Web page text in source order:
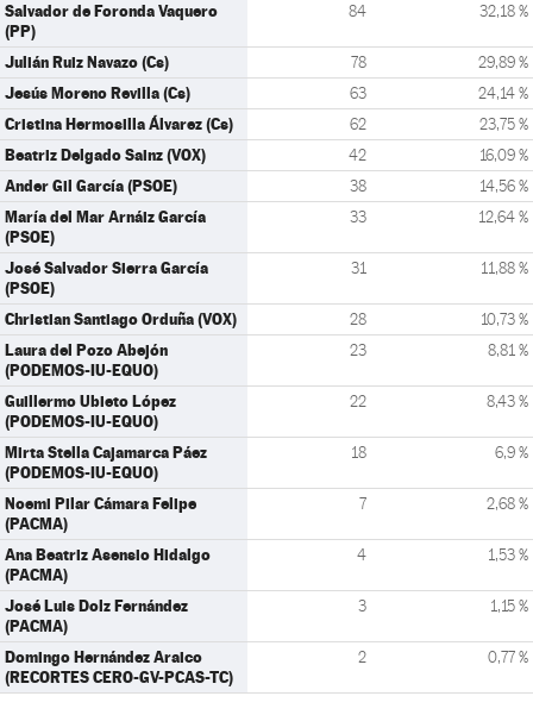
Salvador de Foronda Vaquero
(PP)
84 32,18 %
Julián Ruiz Navazo (Cs) 78 29,89 %
Jesús Moreno Revilla (Cs) 63 24,14 %
Cristina Hermosilla Álvarez (Cs) 62 23,75 %
Beatriz Delgado Sainz (VOX) 42 16,09 %
Ander Gil García (PSOE) 38 14,56 %
María del Mar Arnáiz García
(PSOE)
33 12,64 %
José Salvador Sierra García
(PSOE)
31 11,88 %
Christian Santiago Orduña (VOX) 28 10,73 %
Laura del Pozo Abejón
(PODEMOS-IU-EQUO)
23 8,81 %
Guillermo Ubieto López
(PODEMOS-IU-EQUO)
22 8,43 %
Mirta Stella Cajamarca Páez
(PODEMOS-IU-EQUO)
18 6,9 %
Noemi Pilar Cámara Felipe
(PACMA)
7 2,68 %
Ana Beatriz Asensio Hidalgo
(PACMA)
4 1,53 %
José Luis Dolz Fernández
(PACMA)
3 1,15 %
Domingo Hernández Araico
(RECORTES CERO-GV-PCAS-TC)
2 0,77 %